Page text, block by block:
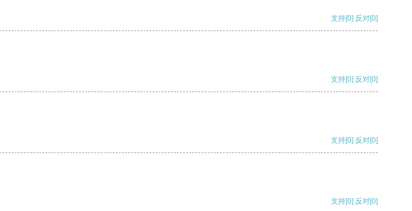
支持[0] 反对[0]
支持[0] 反对[0]
支持[0] 反对[0]
支持[0] 反对[0]